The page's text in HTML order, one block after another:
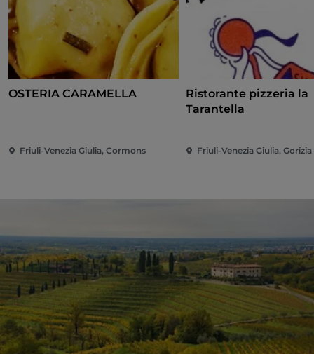
OSTERIA CARAMELLA
Friuli-Venezia Giulia, Cormons
Ristorante pizzeria la
Tarantella
Friuli-Venezia Giulia, Gorizia